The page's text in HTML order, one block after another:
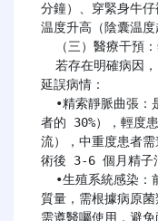
分鐘）、穿緊身牛
温度升高（陰囊温
延誤病情：
者的 30%），輕度
流），中重度患者
術後 3-6 個月精子
質量，需根據病原
需遵醫囑使用，避